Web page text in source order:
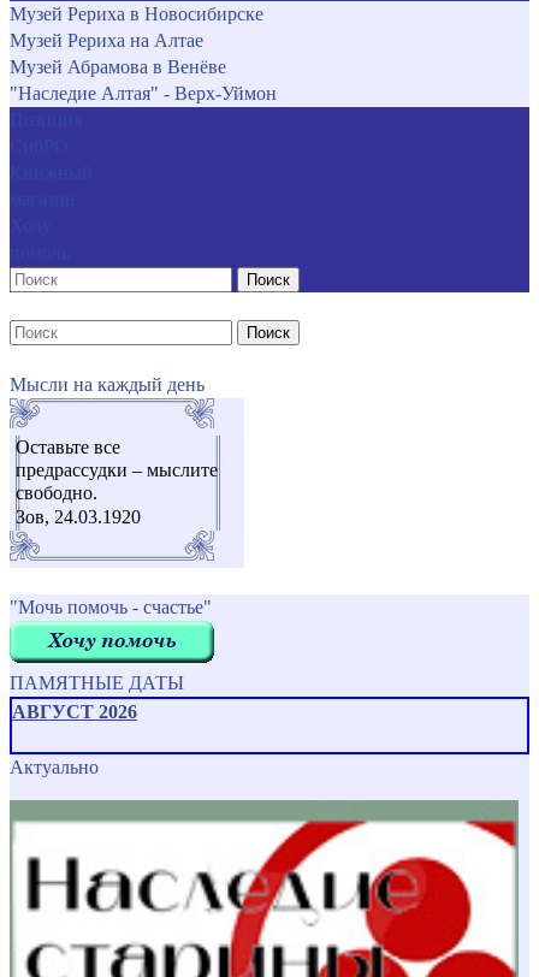
Музей Рериха в Новосибирске
Музей Рериха на Алтае
Музей Абрамова в Венёве
"Наследие Алтая" - Верх-Уймон
Поиск
Поиск
Мысли на каждый день
Оставьте все
предрассудки – мыслите
свободно.
Зов, 24.03.1920
"Мочь помочь - счастье"
ПАМЯТНЫЕ ДАТЫ
АВГУСТ 2026
Актуально